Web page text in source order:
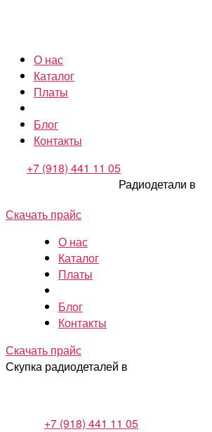
О нас
Каталог
Платы
Блог
Контакты
+7 (918) 441 11 05
Радиодетали в
Скачать прайс
О нас
Каталог
Платы
Блог
Контакты
Скачать прайс
Скупка радиодеталей в
+7 (918) 441 11 05